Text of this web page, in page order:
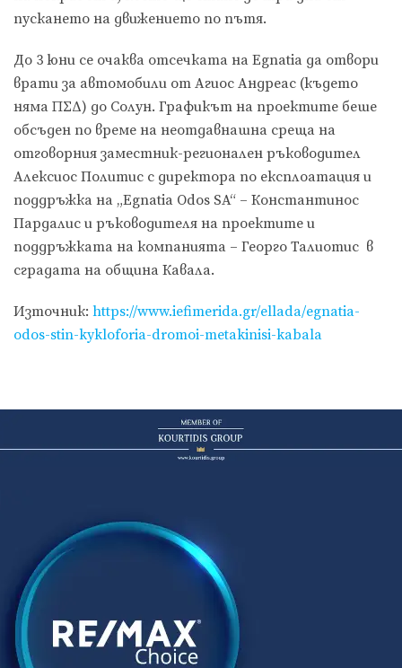
пускането на движението по пътя.
До 3 юни се очаква отсечката на Egnatia да отвори
врати за автомобили от Агиос Андреас (където
няма ΠΣΔ) до Солун. Графикът на проектите беше
обсъден по време на неотдавнашна среща на
отговорния заместник-регионален ръководител
Алексиос Политис с директора по експлоатация и
поддръжка на „Egnatia Odos SA“ – Константинос
Пардалис и ръководителя на проектите и
поддръжката на компанията – Георго Талиотис в
сградата на община Кавала.
Източник: https://www.iefimerida.gr/ellada/egnatia-
odos-stin-kykloforia-dromoi-metakinisi-kabala